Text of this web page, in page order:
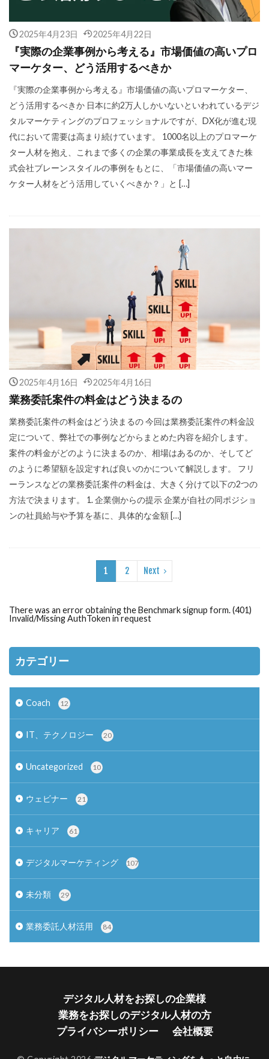
2025年4月23日 2025年4月22日
『実際の企業事例から考える』市場価値の高いプロ
マーケター、どう活用するべきか
『実際の企業事例から考える』市場価値の高いプロマーケター、
どう活用するべきか 日本に約2万人しかいないといわれているデジ
タルマーケティングのプロフェッショナルですが、DX化が進む現
代において需要は高まり続けています。 1000名以上のプロマーケ
ター人材を抱え、これまで多くの企業の事業成長を支えてきた株
式会社ブレーンスタイルの事例をもとに、「市場価値の高いマー
ケター人材をどう活用していくべきか？」と […]
2025年4月16日 2025年4月16日
業務委託案件の料金はどう決まるの
業務委託案件の料金はどう決まるの 今回は業務委託案件の料金設
定について、弊社での事例などからまとめた内容を紹介します。
案件の料金がどのように決まるのか、相場はあるのか、そしてど
のように希望額を設定すれば良いのかについて解説します。 フリ
ーランスなどの業務委託案件の料金は、大きく分けて以下の2つの
方法で決まります。 1. 企業側からの提示 企業が自社の同ポジショ
ンの社員給与や予算を基に、具体的な金額 […]
1 2 Next
There was an error obtaining the Benchmark signup form. (401)
Invalid/Missing AuthToken in request
カテゴリー
Coach 12
IT、テクノロジー 20
Uncategorized 10
ウェビナー 21
キャリア 61
デジタルマーケティング 107
未分類 29
業務委託人材活用 84
デジタル人材をお探しの企業様
業務をお探しのデジタル人材の方
プライバシーポリシー
会社概要